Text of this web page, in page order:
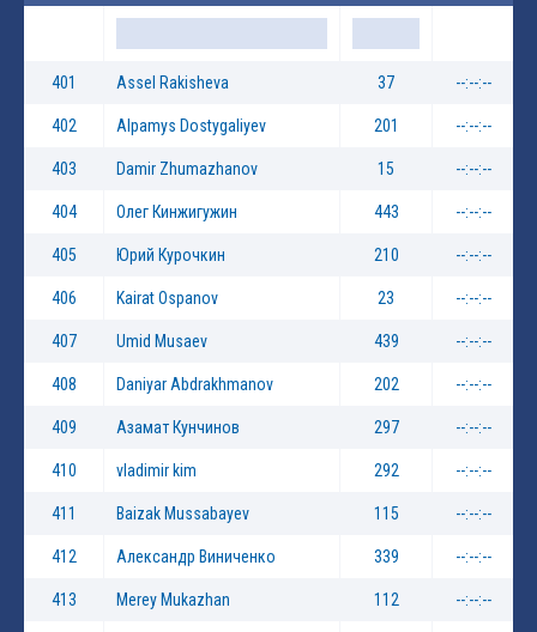
401 Assel Rakisheva 37 --:--:--
402 Alpamys Dostygaliyev 201 --:--:--
403 Damir Zhumazhanov 15 --:--:--
404 Олег Кинжигужин 443 --:--:--
405 Юрий Курочкин 210 --:--:--
406 Kairat Ospanov 23 --:--:--
407 Umid Musaev 439 --:--:--
408 Daniyar Abdrakhmanov 202 --:--:--
409 Азамат Кунчинов 297 --:--:--
410 vladimir kim 292 --:--:--
411 Baizak Mussabayev 115 --:--:--
412 Александр Виниченко 339 --:--:--
413 Merey Mukazhan 112 --:--:--